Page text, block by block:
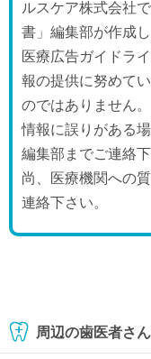
ルスケア株式会社
書」編集部が作成し
医療広告ガイドラ
報の提供に努めて
のではありません。
情報に誤りがある
編集部までご連絡下
尚、医療機関への
連絡下さい。
周辺の歯医者さん